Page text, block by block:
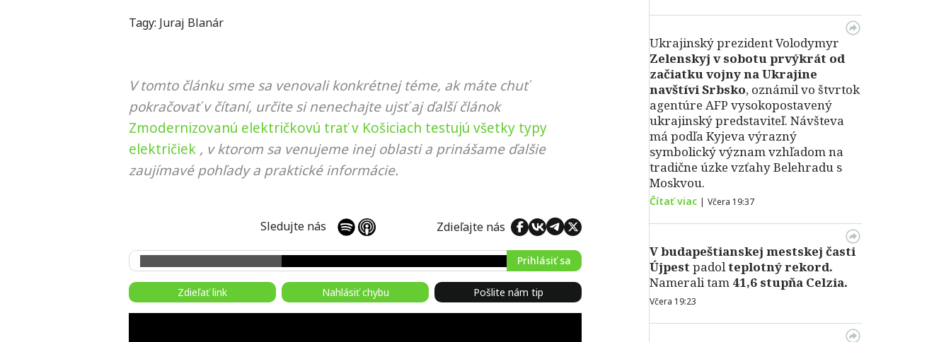
Tagy: Juraj Blanár
V tomto článku sme sa venovali konkrétnej téme, ak máte chuť
pokračovať v čítaní, určite si nenechajte ujsť aj ďalší článok
Zmodernizovanú električkovú trať v Košiciach testujú všetky typy
električiek , v ktorom sa venujeme inej oblasti a prinášame ďalšie
zaujímavé pohľady a praktické informácie.
Sledujte nás Zdieľajte nás
Prihlásiť sa
Zdieľať link Nahlásiť chybu Pošlite nám tip
Ukrajinský prezident Volodymyr
Zelenskyj v sobotu prvýkrát od
začiatku vojny na Ukrajine
navštívi Srbsko, oznámil vo štvrtok
agentúre AFP vysokopostavený
ukrajinský predstaviteľ. Návšteva
má podľa Kyjeva výrazný
symbolický význam vzhľadom na
tradične úzke vzťahy Belehradu s
Moskvou.
Čítať viac | Včera 19:37
Vbudapeštianskej mestskej časti
Újpestpadolteplotný rekord.
Namerali tam 41,6 stupňa Celzia.
Včera 19:23